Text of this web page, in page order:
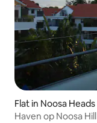
Flat in Noosa Heads
Haven op Noosa